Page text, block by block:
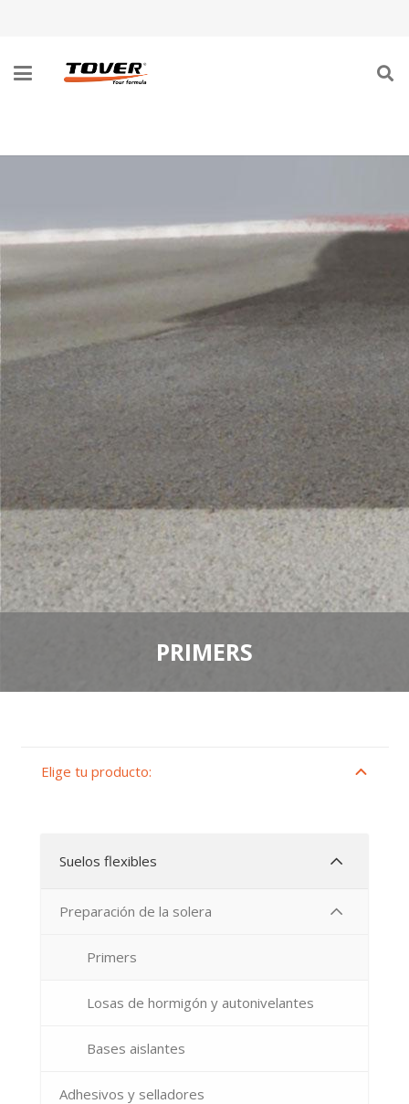
PRIMERS
Elige tu producto:
Suelos flexibles
Preparación de la solera
Primers
Losas de hormigón y autonivelantes
Bases aislantes
Adhesivos y selladores